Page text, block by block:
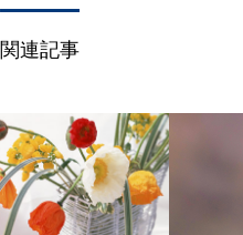
関連記事